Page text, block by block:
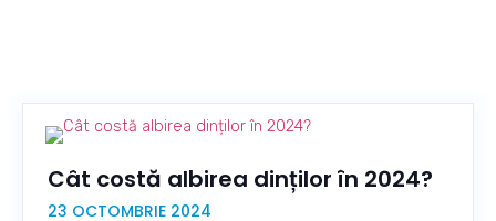
Cât costă albirea dinților în 2024?
23 OCTOMBRIE 2024